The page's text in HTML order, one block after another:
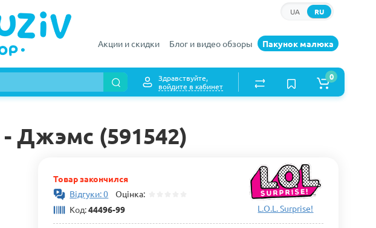
RU
UA
Акции и скидки Блог и видео обзоры Пакунок малюка
Здравствуйте,
войдите в кабинет
0
- Джэмс (591542)
Товар закончился
Відгуки: 0 Оцінка:
Код:44496-99 L.O.L. Surprise!